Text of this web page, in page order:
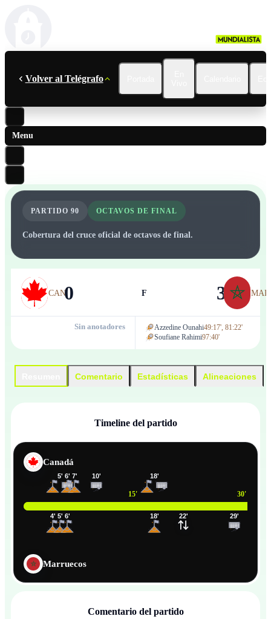
Volver al Telégrafo
Menu
PARTIDO 90 OCTAVOS DE FINAL
Cobertura del cruce oficial de octavos de final.
CAN0 F 3 MAR
Sin anotadores Azzedine Ounahi49:17', 81:22'
Soufiane Rahimi97:40'
Comentario Estadísticas Alineaciones
Timeline del partido
Canadá
15' 30'
4'
5'
5'
6'
6'
7' 10'
18'
18'
22' 29'
Marruecos
Comentario del partido